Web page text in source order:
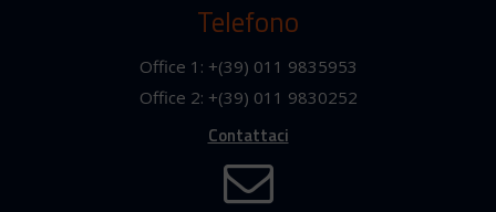
Telefono
Office 1: +(39) 011 9835953
Office 2: +(39) 011 9830252
Contattaci